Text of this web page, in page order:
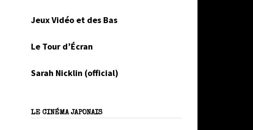
Jeux Vidéo et des Bas
Le Tour d’Écran
Sarah Nicklin (official)
LE CINÉMA JAPONAIS